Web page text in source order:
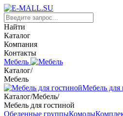
Найти
Каталог
Компания
Контакты
Мебель
Каталог/
Мебель
Мебель для
Каталог/Мебель/
Мебель для гостиной
Обеденные группыКомоды